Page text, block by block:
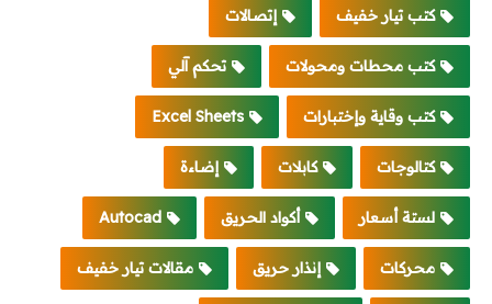
كتب تيار خفيف إتصالات
كتب محطات ومحولات تحكم آلي
كتب وقاية وإختبارات Excel Sheets
كتالوجات كابلات إضاءة
لستة أسعار أكواد الحريق Autocad
محركات إنذار حريق مقالات تيار خفيف